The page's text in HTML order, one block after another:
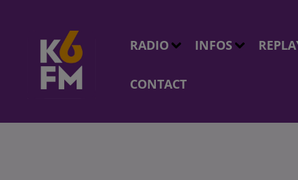
RADIO INFOS
CONTACT